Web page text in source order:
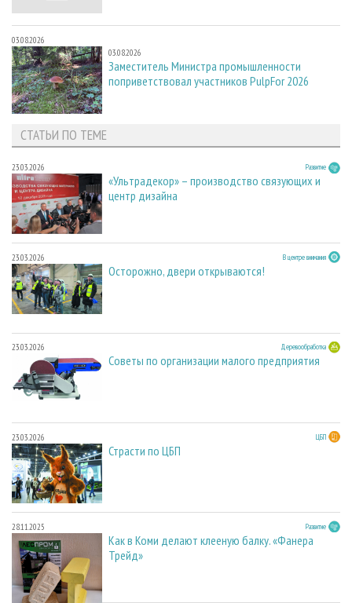
03.08.2026
03.08.2026
Заместитель Министра промышленности
поприветствовал участников PulpFor 2026
СТАТЬИ ПО ТЕМЕ
23.03.2026 Развитие
«Ультрадекор» – производство связующих и
центр дизайна
23.03.2026 В центре внимания
Осторожно, двери открываются!
23.03.2026 Деревообработка
Советы по организации малого предприятия
23.03.2026 ЦБП
Страсти по ЦБП
28.11.2025 Развитие
Как в Коми делают клееную балку. «Фанера
Трейд»